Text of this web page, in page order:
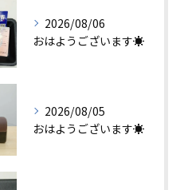
2026/08/06
おはようございます☀
2026/08/05
おはようございます☀